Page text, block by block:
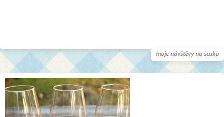
moje návštěvy na scuku